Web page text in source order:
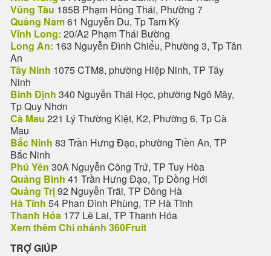
Vũng Tàu 185B Phạm Hồng Thái, Phường 7
Quảng Nam61 Nguyễn Du, Tp Tam Kỳ
Vĩnh Long: 20/A2 Phạm Thái Bường
Long An: 163 Nguyễn Đình Chiểu, Phường 3, Tp Tân
An
Tây Ninh 1075 CTM8, phường Hiệp Ninh, TP Tây
Ninh
Bình Định 340 Nguyễn Thái Học, phường Ngô Mây,
Tp Quy Nhơn
Cà Mau 221 Lý Thường Kiệt, K2, Phường 6, Tp Cà
Mau
Bắc Ninh 83 Trần Hưng Đạo, phường Tiền An, TP
Bắc Ninh
Phú Yên 30A Nguyễn Công Trứ, TP Tuy Hòa
Quảng Bình 41 Trần Hưng Đạo, Tp Đồng Hới
Quảng Trị92 Nguyễn Trãi, TP Đông Hà
Hà Tĩnh 54 Phan Đình Phùng, TP Hà Tĩnh
Thanh Hóa 177 Lê Lai, TP Thanh Hóa
Xem thêm Chi nhánh 360Fruit
TRỢ GIÚP